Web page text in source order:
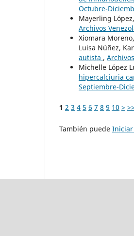
Octubre-
Mayerling
Archivos
Xiomara
Luisa Núñez,
autista ,
Michelle López
hipercalciuria
Septiembre-
1 2 3 4 5 6 7 8 9 10 > >>
También puede Iniciar